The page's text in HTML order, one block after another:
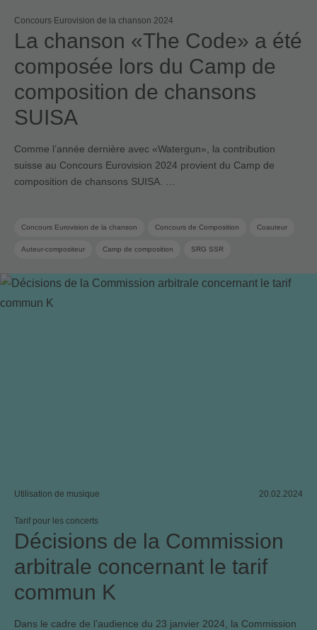
Concours Eurovision de la chanson 2024
La chanson «The Code» a été
composée lors du Camp de
composition de chansons
SUISA
Comme l’année dernière avec «Watergun», la contribution
suisse au Concours Eurovision 2024 provient du Camp de
composition de chansons SUISA. …
Concours Eurovision de la chanson Concours de Composition Coauteur
Auteur-compositeur Camp de composition SRG SSR
Utilisation de musique 20.02.2024
Tarif pour les concerts
Décisions de la Commission
arbitrale concernant le tarif
commun K
Dans le cadre de l’audience du 23 janvier 2024, la Commission